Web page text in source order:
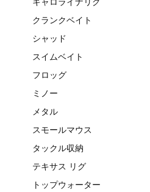
クランクベイト
シャッド
スイムベイト
フロッグ
ミノー
メタル
スモールマウス
タックル収納
テキサス リグ
トップウォーター